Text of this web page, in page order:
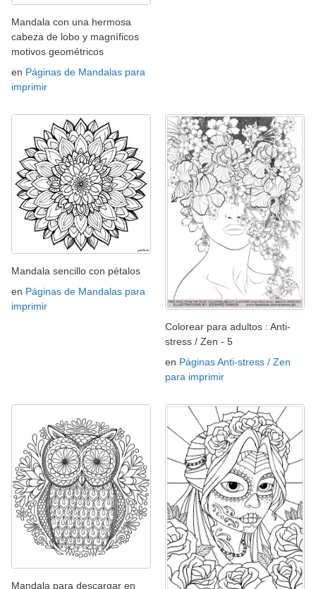
Mandala con una hermosa
cabeza de lobo y magníficos
motivos geométricos
en Páginas de Mandalas para
imprimir
Mandala sencillo con pétalos
en Páginas de Mandalas para
imprimir
Colorear para adultos : Anti-
stress / Zen - 5
en Páginas Anti-stress / Zen
para imprimir
Mandala para descargar en